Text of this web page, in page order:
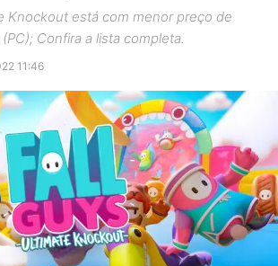
Knockout está com menor preço de
Confira a lista completa.
11:46